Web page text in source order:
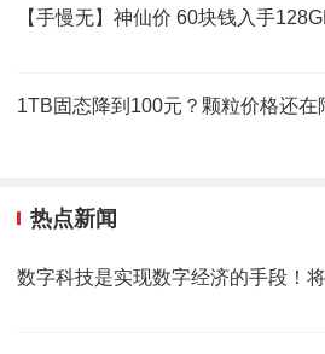
【手慢无】神仙价 60块钱入手
1TB固态降到100元？颗粒价格还在
热点新闻
数字科技是实现数字经济的手段！